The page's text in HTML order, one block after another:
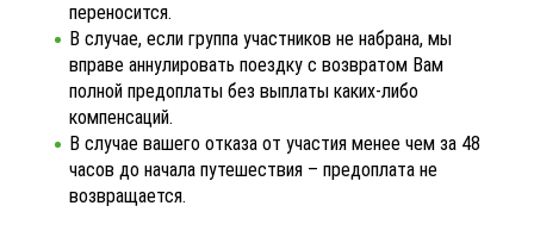
переносится.
В случае, если группа участников не набрана, мы
вправе аннулировать поездку с возвратом Вам
полной предоплаты без выплаты каких-либо
компенсаций.
В случае вашего отказа от участия менее чем за 48
часов до начала путешествия – предоплата не
возвращается.